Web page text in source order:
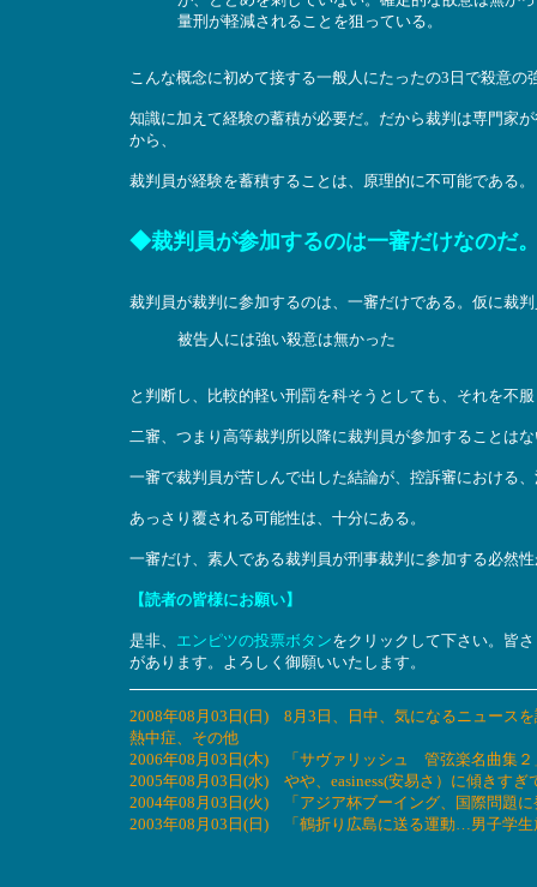
量刑が軽減されることを狙っている。
こんな概念に初めて接する一般人にたったの3日で殺意の
知識に加えて経験の蓄積が必要だ。だから裁判は専門家
から、
裁判員が経験を蓄積することは、原理的に不可能である。
◆裁判員が参加するのは一審だけなのだ
裁判員が裁判に参加するのは、一審だけである。仮に裁
被告人には強い殺意は無かった
と判断し、比較的軽い刑罰を科そうとしても、それを不
二審、つまり高等裁判所以降に裁判員が参加することは
一審で裁判員が苦しんで出した結論が、控訴審における
あっさり覆される可能性は、十分にある。
一審だけ、素人である裁判員が刑事裁判に参加する必然
【読者の皆様にお願い】
是非、 エンピツの投票ボタンをクリックして下さい。皆
があります。よろしく御願いいたします。
2008年08月03日(日) 8月3日、日中、気になるニュース
熱中症、その他
2006年08月03日(木) 「サヴァリッシュ 管弦楽名曲集２
2005年08月03日(水) やや、easiness(安易さ）に傾きす
2004年08月03日(火) 「アジア杯ブーイング、国際問題
2003年08月03日(日) 「鶴折り広島に送る運動…男子学生